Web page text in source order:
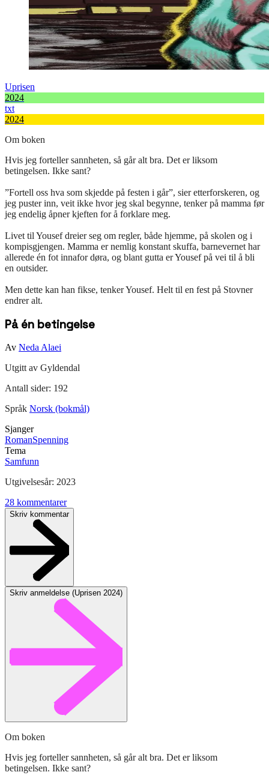
Uprisen
2024
txt
2024
Om boken
Hvis jeg forteller sannheten, så går alt bra. Det er liksom
betingelsen. Ikke sant?
”Fortell oss hva som skjedde på festen i går”, sier etterforskeren, og
jeg puster inn, veit ikke hvor jeg skal begynne, tenker på mamma før
jeg endelig åpner kjeften for å forklare meg.
Livet til Yousef dreier seg om regler, både hjemme, på skolen og i
kompisgjengen. Mamma er nemlig konstant skuffa, barnevernet har
allerede én fot innafor døra, og blant gutta er Yousef på vei til å bli
en outsider.
Men dette kan han fikse, tenker Yousef. Helt til en fest på Stovner
endrer alt.
På én betingelse
Av Neda Alaei
Utgitt av Gyldendal
Antall sider: 192
Språk Norsk (bokmål)
Sjanger
RomanSpenning
Tema
Samfunn
Utgivelsesår: 2023
28 kommentarer
Skriv kommentar
Skriv anmeldelse (Uprisen 2024)
Om boken
Hvis jeg forteller sannheten, så går alt bra. Det er liksom
betingelsen. Ikke sant?